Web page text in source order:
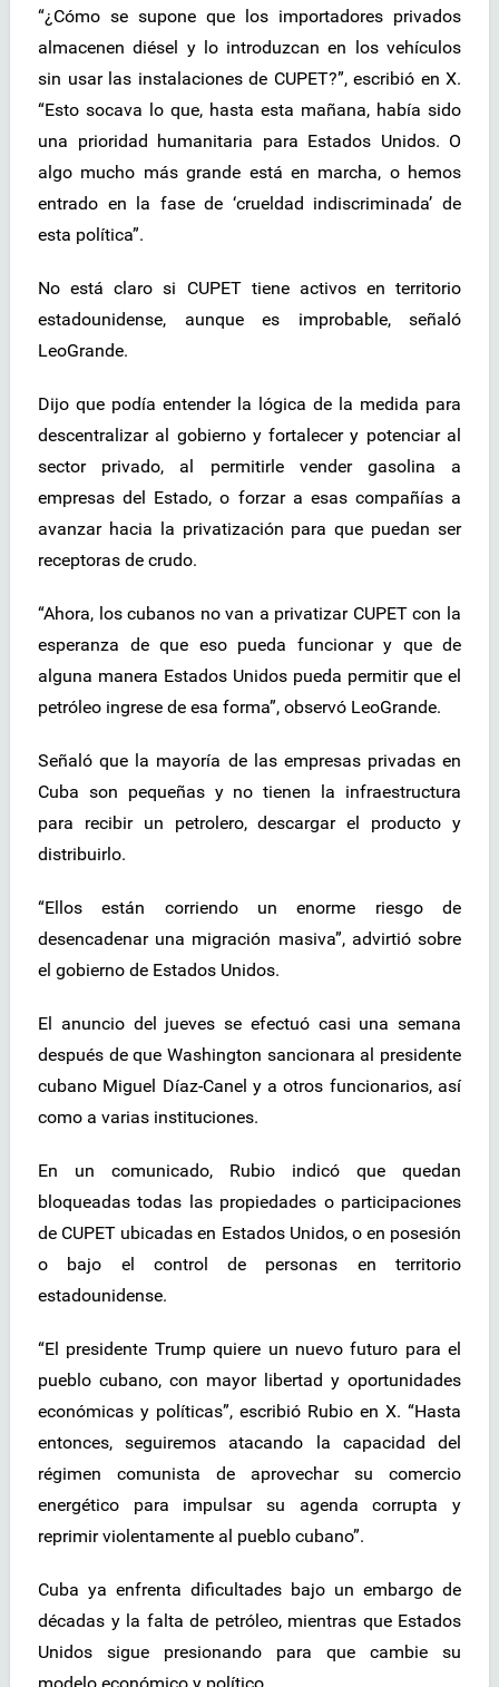
“¿Cómo se supone que los importadores privados
almacenen diésel y lo introduzcan en los vehículos
sin usar las instalaciones de CUPET?”, escribió en X.
“Esto socava lo que, hasta esta mañana, había sido
una prioridad humanitaria para Estados Unidos. O
algo mucho más grande está en marcha, o hemos
entrado en la fase de ‘crueldad indiscriminada’ de
esta política”.
No está claro si CUPET tiene activos en territorio
estadounidense, aunque es improbable, señaló
LeoGrande.
Dijo que podía entender la lógica de la medida para
descentralizar al gobierno y fortalecer y potenciar al
sector privado, al permitirle vender gasolina a
empresas del Estado, o forzar a esas compañías a
avanzar hacia la privatización para que puedan ser
receptoras de crudo.
“Ahora, los cubanos no van a privatizar CUPET con la
esperanza de que eso pueda funcionar y que de
alguna manera Estados Unidos pueda permitir que el
petróleo ingrese de esa forma”, observó LeoGrande.
Señaló que la mayoría de las empresas privadas en
Cuba son pequeñas y no tienen la infraestructura
para recibir un petrolero, descargar el producto y
distribuirlo.
“Ellos están corriendo un enorme riesgo de
desencadenar una migración masiva”, advirtió sobre
el gobierno de Estados Unidos.
El anuncio del jueves se efectuó casi una semana
después de que Washington sancionara al presidente
cubano Miguel Díaz-Canel y a otros funcionarios, así
como a varias instituciones.
En un comunicado, Rubio indicó que quedan
bloqueadas todas las propiedades o participaciones
de CUPET ubicadas en Estados Unidos, o en posesión
o bajo el control de personas en territorio
estadounidense.
“El presidente Trump quiere un nuevo futuro para el
pueblo cubano, con mayor libertad y oportunidades
económicas y políticas”, escribió Rubio en X. “Hasta
entonces, seguiremos atacando la capacidad del
régimen comunista de aprovechar su comercio
energético para impulsar su agenda corrupta y
reprimir violentamente al pueblo cubano”.
Cuba ya enfrenta dificultades bajo un embargo de
décadas y la falta de petróleo, mientras que Estados
Unidos sigue presionando para que cambie su
modelo económico y político.